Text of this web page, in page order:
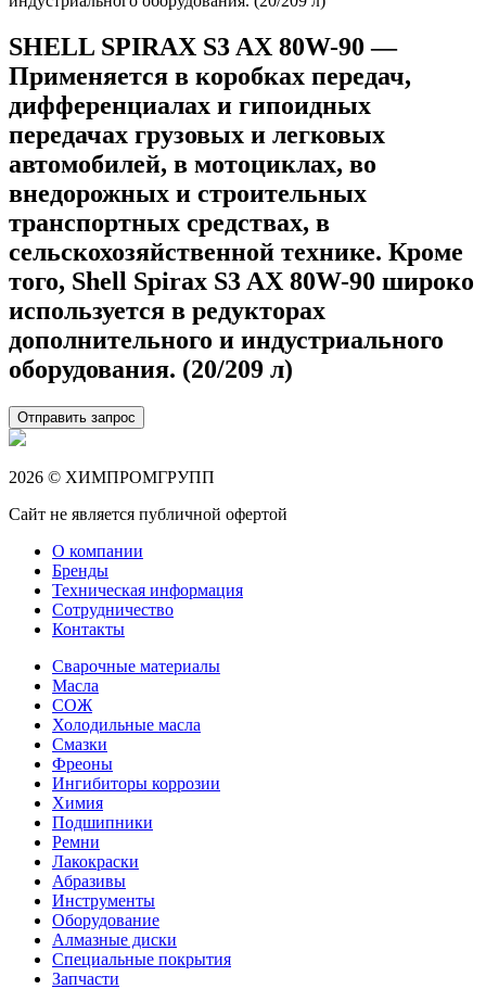
SHELL SPIRAX S3 AX 80W-90 —
Применяется в коробках передач,
дифференциалах и гипоидных
передачах грузовых и легковых
автомобилей, в мотоциклах, во
внедорожных и строительных
транспортных средствах, в
сельскохозяйственной технике. Кроме
того, Shell Spirax S3 AX 80W-90 широко
используется в редукторах
дополнительного и индустриального
оборудования. (20/209 л)
Отправить запрос
2026 © ХИМПРОМГРУПП
Сайт не является публичной офертой
О компании
Бренды
Техническая информация
Сотрудничество
Контакты
Сварочные материалы
Масла
СОЖ
Холодильные масла
Смазки
Фреоны
Ингибиторы коррозии
Химия
Подшипники
Ремни
Лакокраски
Абразивы
Инструменты
Оборудование
Алмазные диски
Специальные покрытия
Запчасти